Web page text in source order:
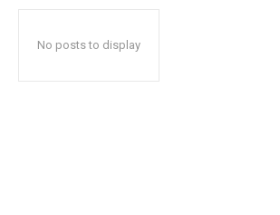
No posts to display